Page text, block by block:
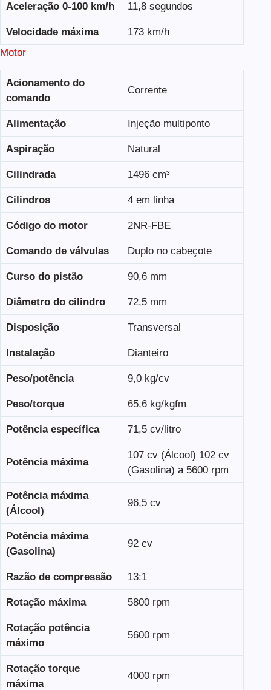
Aceleração 0-100 km/h 11,8 segundos
Velocidade máxima
173 km/h
Motor
Acionamento do
comando
Corrente
Alimentação Injeção multiponto
Aspiração Natural
Cilindrada 1496 cm³
Cilindros 4 em linha
Código do motor 2NR-FBE
Comando de válvulas Duplo no cabeçote
Curso do pistão 90,6 mm
Diâmetro do cilindro 72,5 mm
Disposição Transversal
Instalação Dianteiro
Peso/potência 9,0 kg/cv
Peso/torque 65,6 kg/kgfm
Potência específica 71,5 cv/litro
Potência máxima
107 cv (Álcool) 102 cv
(Gasolina) a 5600 rpm
Potência máxima
(Álcool)
96,5 cv
Potência máxima
(Gasolina)
92 cv
Razão de compressão 13:1
Rotação máxima 5800 rpm
Rotação potência
máximo
5600 rpm
Rotação torque
máxima
4000 rpm